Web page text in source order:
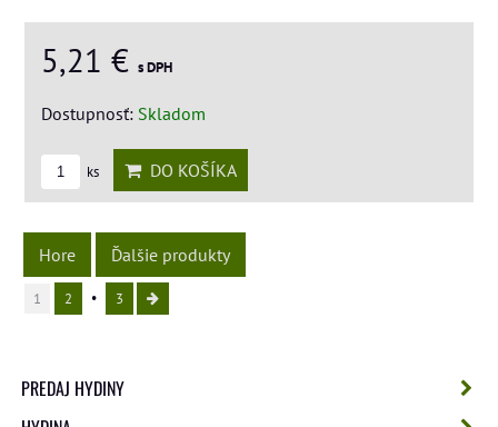
5,21 € s DPH
Dostupnosť: Skladom
ks DO KOŠÍKA
Hore Ďalšie produkty
1 2 3
PREDAJ HYDINY